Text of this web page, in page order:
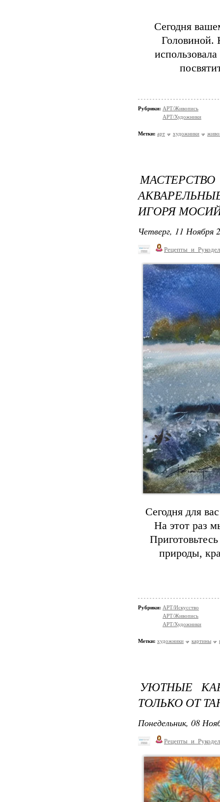
Сегодня
Головиной.
Рубрики: АРТ/Живопись
АРТ/Художники
Метки: арт художники
ИГОРЯ
Четверг, 11 Ноября
Сегодня для
На этот раз
природы,
Рубрики: АРТ/Искусство
АРТ/Живопись
АРТ/Художники
Метки: художники картины
УЮТНЫЕ
ТОЛЬКО ОТ
Понедельник, 08